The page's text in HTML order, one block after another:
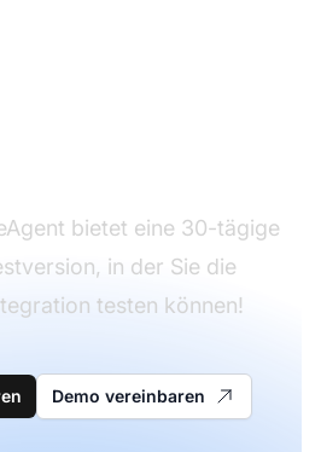
bietet eine 30-tägige
in der Sie die
testen können!
Demo vereinbaren